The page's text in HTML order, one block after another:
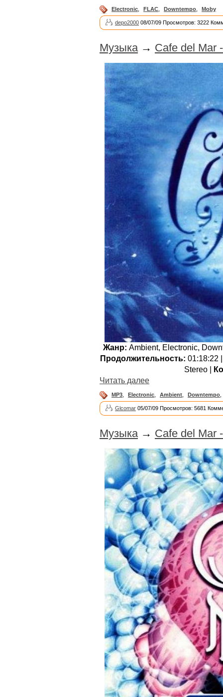
Electronic FLAC Downtempo Moby
depo2000 08/07/09 Просмотров: 3222
Музыка → Cafe del Mar
Жанр: Ambient, Electronic,
Продолжительность: 01:18:22
Stereo |
Читать далее
MP3 Electronic Ambient Downtempo
Glcomar 05/07/09 Просмотров: 5681
Музыка → Cafe del Mar